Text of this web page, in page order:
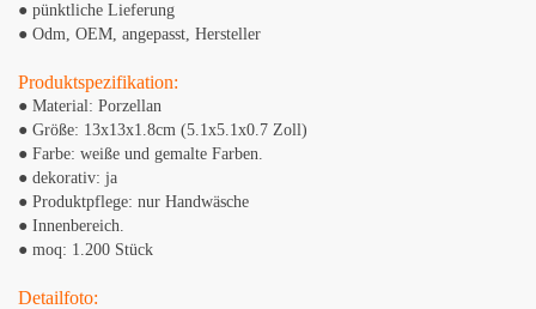
● pünktliche Lieferung
● Odm, OEM, angepasst, Hersteller
Produktspezifikation:
● Material: Porzellan
● Größe: 13x13x1.8cm (5.1x5.1x0.7 Zoll)
● Farbe: weiße und gemalte Farben.
● dekorativ: ja
● Produktpflege: nur Handwäsche
● Innenbereich.
● moq: 1.200 Stück
Detailfoto: